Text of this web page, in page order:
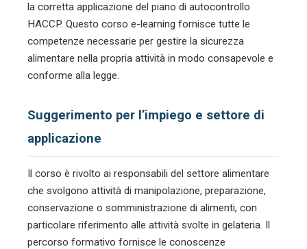
la corretta applicazione del piano di autocontrollo
HACCP. Questo corso e-learning fornisce tutte le
competenze necessarie per gestire la sicurezza
alimentare nella propria attività in modo consapevole e
conforme alla legge.
Suggerimento per l’impiego e settore di
applicazione
Il corso è rivolto ai responsabili del settore alimentare
che svolgono attività di manipolazione, preparazione,
conservazione o somministrazione di alimenti, con
particolare riferimento alle attività svolte in gelateria. Il
percorso formativo fornisce le conoscenze